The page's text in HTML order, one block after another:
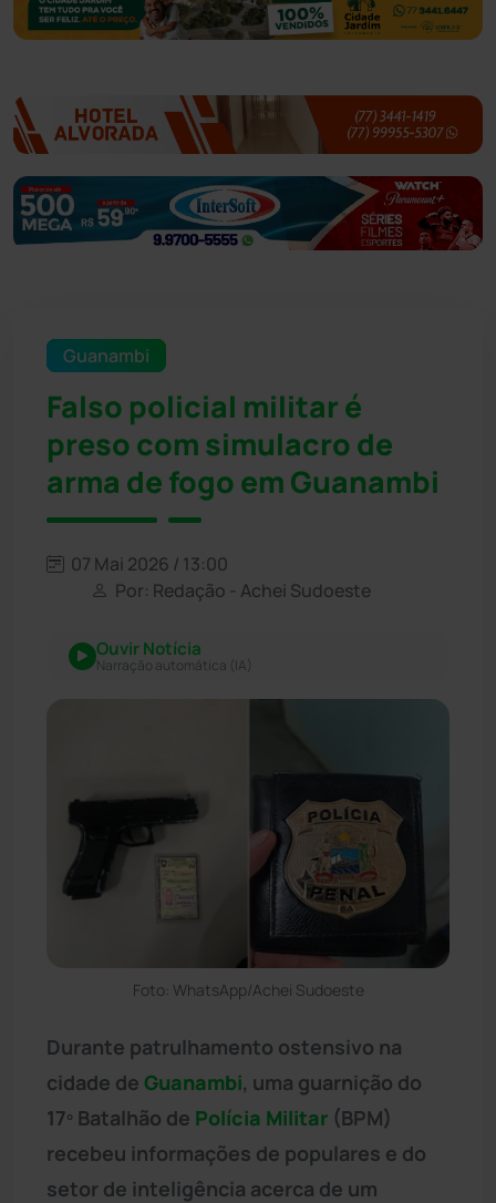
Guanambi
Falso policial militar é
preso com simulacro de
arma de fogo em Guanambi
07 Mai 2026 / 13:00
Por: Redação - Achei Sudoeste
Ouvir Notícia
Narração automática (IA)
Foto: WhatsApp/Achei Sudoeste
Durante patrulhamento ostensivo na
cidade de Guanambi, uma guarnição do
17º Batalhão de Polícia Militar (BPM)
recebeu informações de populares e do
setor de inteligência acerca de um